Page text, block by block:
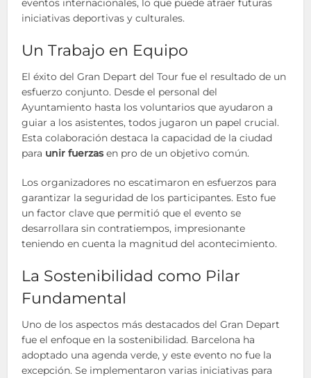
eventos internacionales, lo que puede atraer futuras
iniciativas deportivas y culturales.
Un Trabajo en Equipo
El éxito del Gran Depart del Tour fue el resultado de un
esfuerzo conjunto. Desde el personal del
Ayuntamiento hasta los voluntarios que ayudaron a
guiar a los asistentes, todos jugaron un papel crucial.
Esta colaboración destaca la capacidad de la ciudad
para unir fuerzasen pro de un objetivo común.
Los organizadores no escatimaron en esfuerzos para
garantizar la seguridad de los participantes. Esto fue
un factor clave que permitió que el evento se
desarrollara sin contratiempos, impresionante
teniendo en cuenta la magnitud del acontecimiento.
La Sostenibilidad como Pilar
Fundamental
Uno de los aspectos más destacados del Gran Depart
fue el enfoque en la sostenibilidad. Barcelona ha
adoptado una agenda verde, y este evento no fue la
excepción. Se implementaron varias iniciativas para